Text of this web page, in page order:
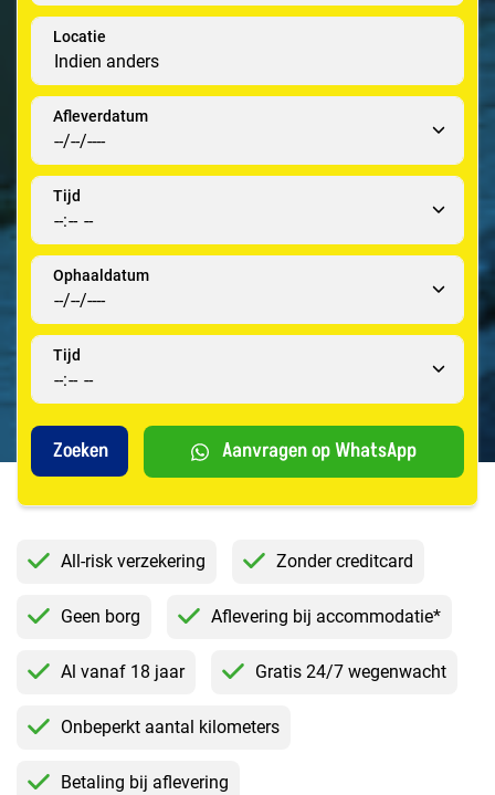
Locatie
Afleverdatum
Tijd
Ophaaldatum
Tijd
Aanvragen op WhatsApp
All-risk verzekering Zonder creditcard
Geen borg Aflevering bij accommodatie*
Al vanaf 18 jaar Gratis 24/7 wegenwacht
Onbeperkt aantal kilometers
Betaling bij aflevering